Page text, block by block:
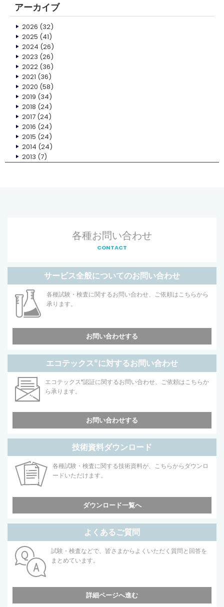
アーカイブ
2026 (32)
2025 (41)
2024 (26)
2023 (26)
2022(36)
2021 (36)
2020 (58)
2019 (34)
2018 (24)
2017(24)
2016 (24)
2015 (24)
2014 (24)
2013 (7)
各種お問い合わせ
CONTACT
サービス全般についてのお問い合わせ
各種試験・検査に関するお問い合わせ、ご依頼はこちらから
承ります。
お問い合わせする
エコテックス®に対するお問い合わせ
エコテックス®認証に関するお問い合わせ、ご依頼はこちらか
ら承ります。
お問い合わせする
技術資料ダウンロード
各種試験・検査に関する技術資料が、こちらからダウンロ
ードいただけます。
ダウンロード一覧へ
よくあるご質問
試験・検査などで、皆さまからよくいただく質問と回答を
まとめています。
詳細ページへ進む